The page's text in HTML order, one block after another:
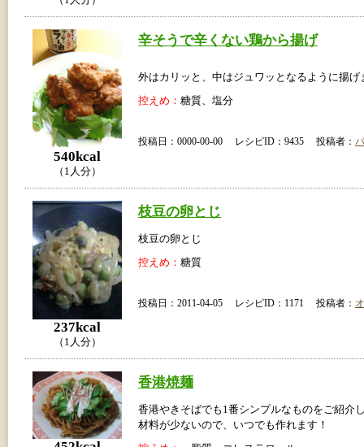
540kcal
（1人分）
辛そうで辛くない鶏から揚げ
外はカリッと、中はジュワッとなるように揚げ
控えめ： 糖質、塩分
投稿日：0000-00-00 レシピID：9435 投稿者：
237kcal
（1人分）
枝豆の卵とじ
枝豆の卵とじ
控えめ： 糖質
投稿日：2011-04-05 レシピID：1171 投稿者：
香港焼麺
香港やきそばでも1番シンプルなものをご紹介
材料が少ないので、いつでも作れます！